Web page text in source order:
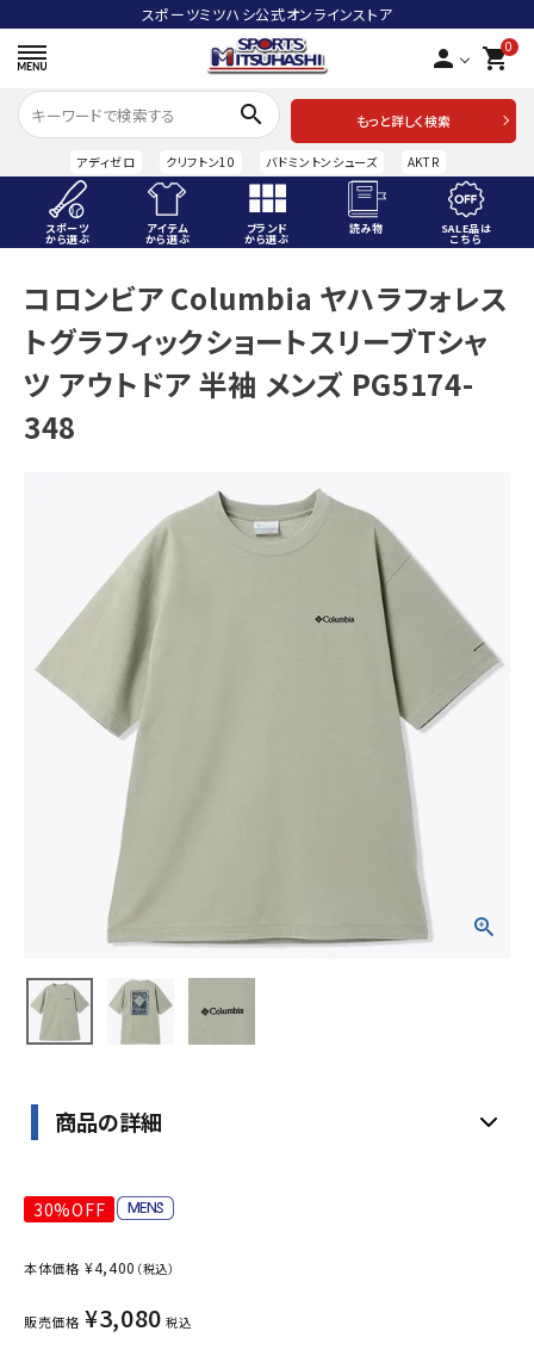
スポーツミツハシ公式オンラインストア
person 0
shopping_cart
search
もっと詳しく検索
アディゼロ クリフトン10 バドミントンシューズ AKTR
スポーツ
から選ぶ
アイテム
から選ぶ
ブランド
から選ぶ
読み物 SALE品は
こちら
ACCOUNT MENU
ようこそ ゲスト 様
meeting_room ログイン person 会員登録
スポーツから選ぶ
ブランドから選ぶ
SALE品はこちら
INFORMATIOM
ご利用ガイド
メルマガ登録
特定商取引法
プライバシーポリシー
コロンビア Columbia ヤハラフォレス
トグラフィックショートスリーブTシャ
ツ アウトドア 半袖 メンズ PG5174-
348
商品の詳細
30%OFF
本体価格 ¥4,400 （税込）
販売価格 ¥3,080 税込